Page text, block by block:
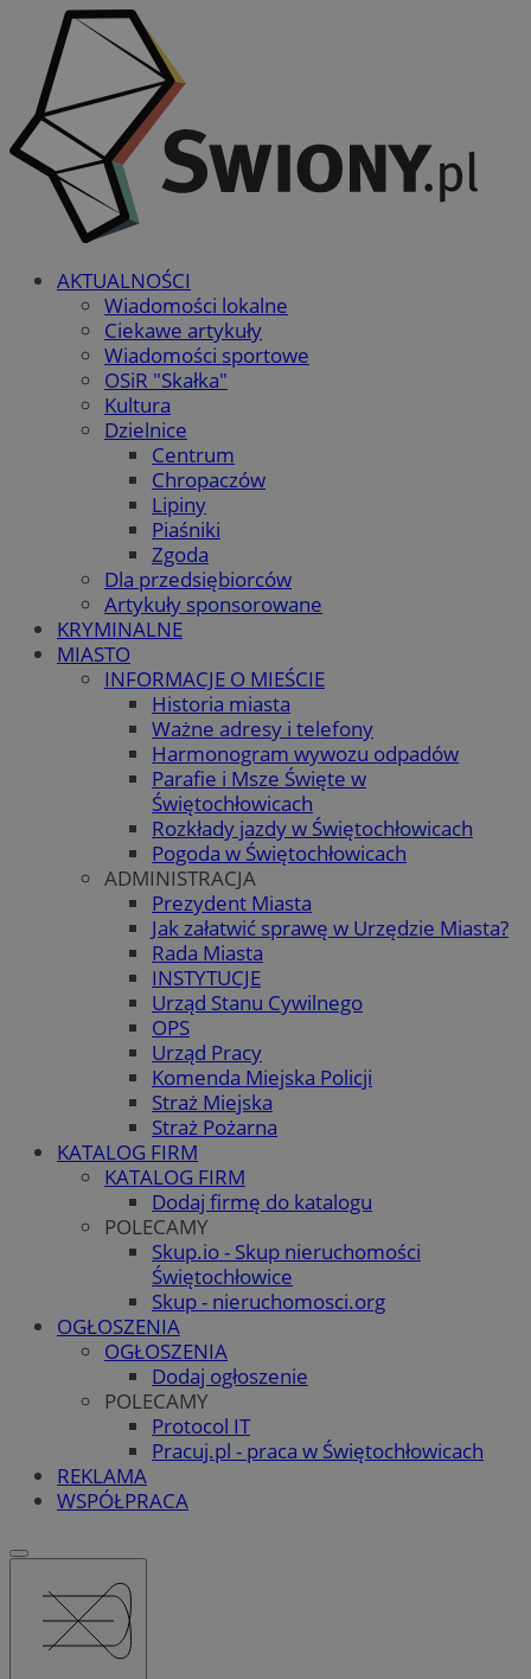
AKTUALNOŚCI
Wiadomości lokalne
Ciekawe artykuły
Wiadomości sportowe
OSiR "Skałka"
Kultura
Dzielnice
Centrum
Chropaczów
Lipiny
Piaśniki
Zgoda
Dla przedsiębiorców
Artykuły sponsorowane
KRYMINALNE
MIASTO
INFORMACJE O MIEŚCIE
Historia miasta
Ważne adresy i telefony
Harmonogram wywozu odpadów
Parafie i Msze Święte w
Świętochłowicach
Rozkłady jazdy w Świętochłowicach
Pogoda w Świętochłowicach
ADMINISTRACJA
Prezydent Miasta
Jak załatwić sprawę w Urzędzie Miasta?
Rada Miasta
INSTYTUCJE
Urząd Stanu Cywilnego
OPS
Urząd Pracy
Komenda Miejska Policji
Straż Miejska
Straż Pożarna
KATALOG FIRM
KATALOG FIRM
Dodaj firmę do katalogu
POLECAMY
Skup.io - Skup nieruchomości
Świętochłowice
Skup - nieruchomosci.org
OGŁOSZENIA
OGŁOSZENIA
Dodaj ogłoszenie
POLECAMY
Protocol IT
Pracuj.pl - praca w Świętochłowicach
REKLAMA
WSPÓŁPRACA